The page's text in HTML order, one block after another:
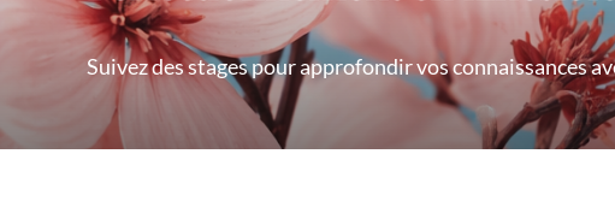
Suivez des stages pour approfondir vos connaissances